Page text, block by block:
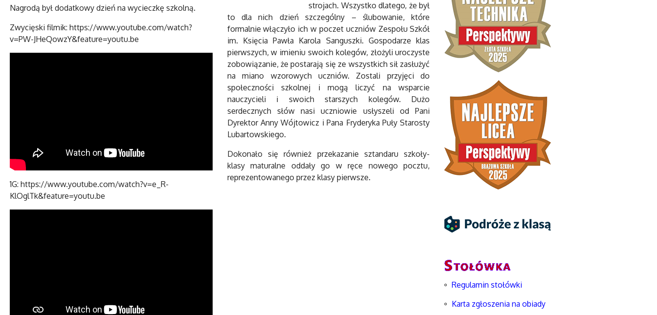
Nagrodą był dodatkowy dzień na wycieczkę szkolną.
Zwycięski filmik: https://www.youtube.com/watch?
v=PW-JHeQowzY&feature=youtu.be
1G: https://www.youtube.com/watch?v=e_R-
KlOglTk&feature=youtu.be
strojach. Wszystko dlatego, że był
to dla nich dzień szczególny – ślubowanie, które
formalnie włączyło ich w poczet uczniów Zespołu Szkół
im. Księcia Pawła Karola Sanguszki. Gospodarze klas
pierwszych, w imieniu swoich kolegów, złożyli uroczyste
zobowiązanie, że postarają się ze wszystkich sił zasłużyć
na miano wzorowych uczniów. Zostali przyjęci do
społeczności szkolnej i mogą liczyć na wsparcie
nauczycieli i swoich starszych kolegów. Dużo
serdecznych słów nasi uczniowie usłyszeli od Pani
Dyrektor Anny Wójtowicz i Pana Fryderyka Puły Starosty
Lubartowskiego.
Dokonało się również przekazanie sztandaru szkoły-
klasy maturalne oddały go w ręce nowego pocztu,
reprezentowanego przez klasy pierwsze.
Regulamin stołówki
Karta zgłoszenia na obiady